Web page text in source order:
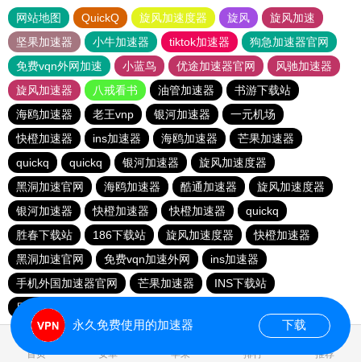
网站地图 QuickQ 旋风加速度器 旋风
旋风加速
坚果加速器
小牛加速器 tiktok加速器
狗急加速器官网
免费vqn外网加速
小蓝鸟 优途加速器官网
风驰加速器
旋风加速器
八戒看书 油管加速器
书游下载站
海鸥加速器
老王vnp 银河加速器
一元机场
快橙加速器
ins加速器 海鸥加速器
芒果加速器
quickq
quickq 银河加速器
旋风加速度器
黑洞加速官网
海鸥加速器 酷通加速器
旋风加速度器
银河加速器
快橙加速器 快橙加速器
quickq
胜春下载站
186下载站 旋风加速度器
快橙加速器
黑洞加速官网
免费vqn加速外网
ins加速器
手机外国加速器官网
芒果加速器
INS下载站
目标下载站
首页 安卓 苹果 排行 推荐
永久免费使用的加速器 下载
0.073915s